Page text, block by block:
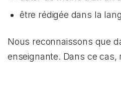
être rédigée dans la
Nous reconnaissons que
enseignante. Dans ce cas,